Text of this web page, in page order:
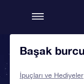
Başak
İpuçları ve Hediyeler